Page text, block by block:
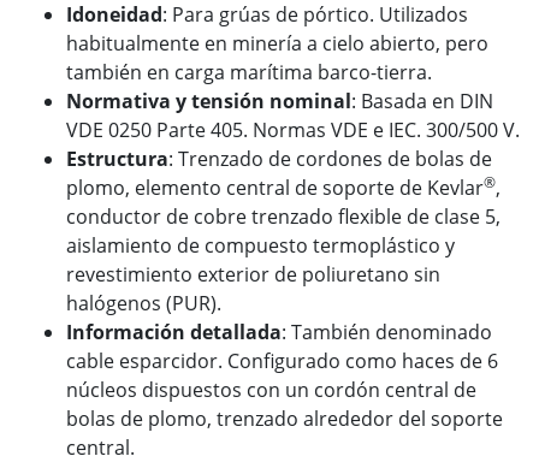
Idoneidad: Para grúas de pórtico. Utilizados
habitualmente en minería a cielo abierto, pero
también en carga marítima barco-tierra.
Normativa y tensión nominal: Basada en DIN
VDE 0250 Parte 405. Normas VDE e IEC. 300/500 V.
Estructura: Trenzado de cordones de bolas de
plomo, elemento central de soporte de Kevlar®,
conductor de cobre trenzado flexible de clase 5,
aislamiento de compuesto termoplástico y
revestimiento exterior de poliuretano sin
halógenos (PUR).
Información detallada: También denominado
cable esparcidor. Configurado como haces de 6
núcleos dispuestos con un cordón central de
bolas de plomo, trenzado alrededor del soporte
central.